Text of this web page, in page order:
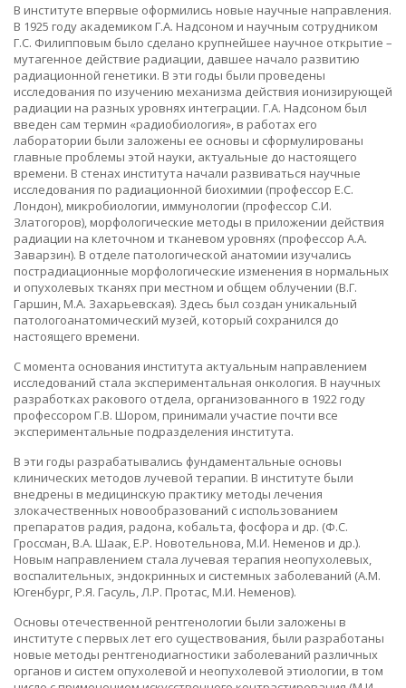
В институте впервые оформились новые научные направления.
В 1925 году академиком Г.А. Надсоном и научным сотрудником
Г.С. Филипповым было сделано крупнейшее научное открытие –
мутагенное действие радиации, давшее начало развитию
радиационной генетики. В эти годы были проведены
исследования по изучению механизма действия ионизирующей
радиации на разных уровнях интеграции. Г.А. Надсоном был
введен сам термин «радиобиология», в работах его
лаборатории были заложены ее основы и сформулированы
главные проблемы этой науки, актуальные до настоящего
времени. В стенах института начали развиваться научные
исследования по радиационной биохимии (профессор Е.С.
Лондон), микробиологии, иммунологии (профессор С.И.
Златогоров), морфологические методы в приложении действия
радиации на клеточном и тканевом уровнях (профессор А.А.
Заварзин). В отделе патологической анатомии изучались
пострадиационные морфологические изменения в нормальных
и опухолевых тканях при местном и общем облучении (В.Г.
Гаршин, М.А. Захарьевская). Здесь был создан уникальный
патологоанатомический музей, который сохранился до
настоящего времени.
С момента основания института актуальным направлением
исследований стала экспериментальная онкология. В научных
разработках ракового отдела, организованного в 1922 году
профессором Г.В. Шором, принимали участие почти все
экспериментальные подразделения института.
В эти годы разрабатывались фундаментальные основы
клинических методов лучевой терапии. В институте были
внедрены в медицинскую практику методы лечения
злокачественных новообразований с использованием
препаратов радия, радона, кобальта, фосфора и др. (Ф.С.
Гроссман, В.А. Шаак, Е.Р. Новотельнова, М.И. Неменов и др.).
Новым направлением стала лучевая терапия неопухолевых,
воспалительных, эндокринных и системных заболеваний (А.М.
Югенбург, Р.Я. Гасуль, Л.Р. Протас, М.И. Неменов).
Основы отечественной рентгенологии были заложены в
институте с первых лет его существования, были разработаны
новые методы рентгенодиагностики заболеваний различных
органов и систем опухолевой и неопухолевой этиологии, в том